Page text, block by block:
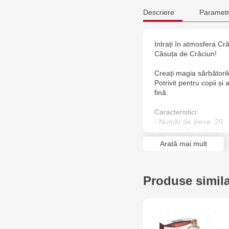
Descriere
Intrați în atmosfera
Căsuța de Crăciun!
Creați magia
Potrivit pentru copii și
fină.
Caracteristici:
- Număr de piese: 20
- Funcții: Ușor de
Arată mai mult
Produse